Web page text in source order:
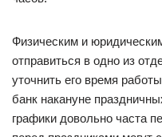
Физическим и
отправиться в одно из
уточнить его время
банк накануне
графики довольно часта